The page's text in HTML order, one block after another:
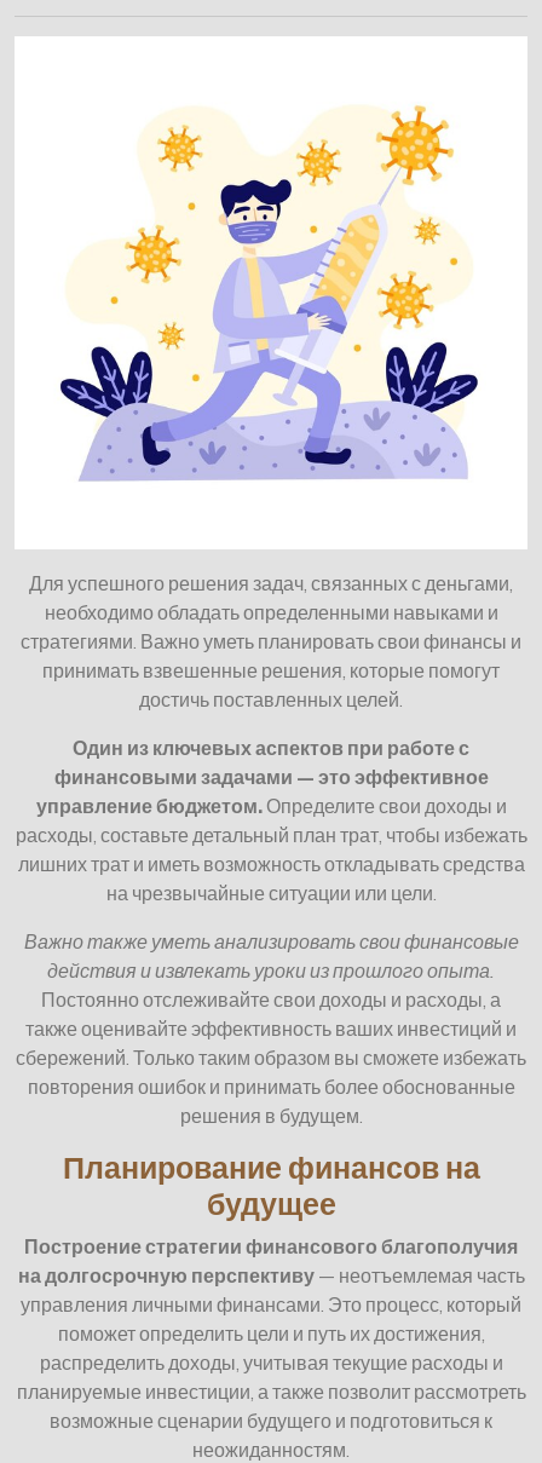
Для успешного решения задач, связанных с деньгами,
необходимо обладать определенными навыками и
стратегиями. Важно уметь планировать свои финансы и
принимать взвешенные решения, которые помогут
достичь поставленных целей.
Один из ключевых аспектов при работе с
финансовыми задачами — это эффективное
управление бюджетом.Определите свои доходы и
расходы, составьте детальный план трат, чтобы избежать
лишних трат и иметь возможность откладывать средства
на чрезвычайные ситуации или цели.
Важно также уметь анализировать свои финансовые
действия и извлекать уроки из прошлого опыта.
Постоянно отслеживайте свои доходы и расходы, а
также оценивайте эффективность ваших инвестиций и
сбережений. Только таким образом вы сможете избежать
повторения ошибок и принимать более обоснованные
решения в будущем.
Планирование финансов на
будущее
Построение стратегии финансового благополучия
на долгосрочную перспективу— неотъемлемая часть
управления личными финансами. Это процесс, который
поможет определить цели и путь их достижения,
распределить доходы, учитывая текущие расходы и
планируемые инвестиции, а также позволит рассмотреть
возможные сценарии будущего и подготовиться к
неожиданностям.